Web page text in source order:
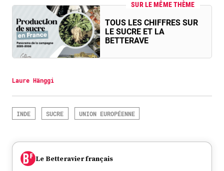
SUR LE MÊME THÈME
TOUS LES CHIFFRES SUR
LE SUCRE ET LA
BETTERAVE
Laure Hänggi
INDE SUCRE UNION EUROPÉENNE
Le Betteravier français